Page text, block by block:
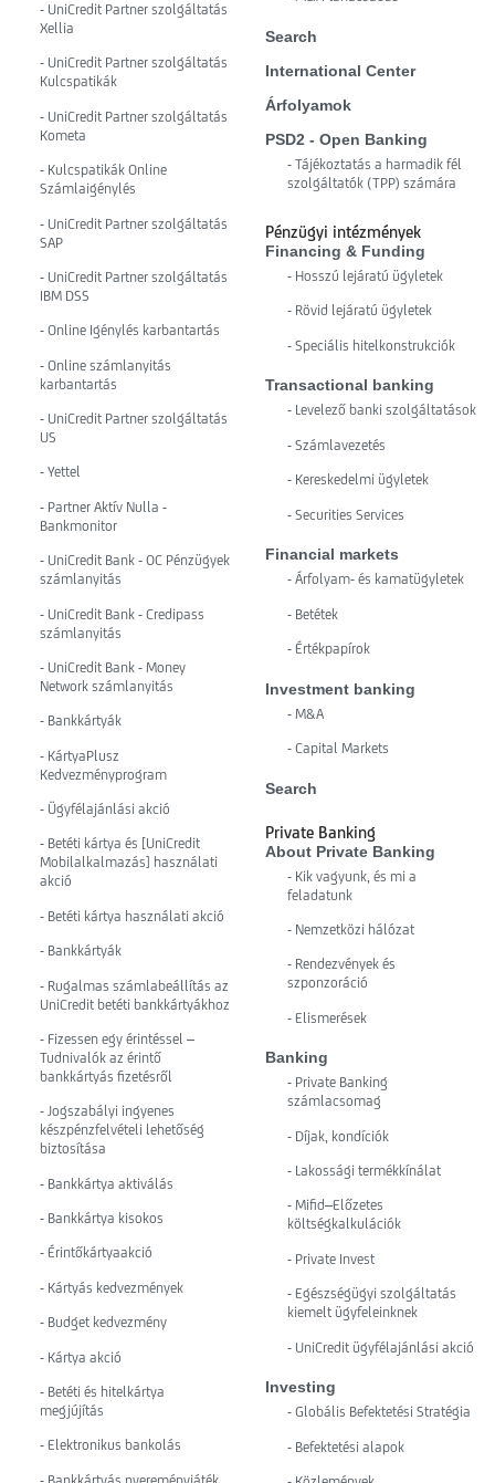
- UniCredit Partner szolgáltatás
Xellia
- UniCredit Partner szolgáltatás
Kulcspatikák
- UniCredit Partner szolgáltatás
Kometa
- Kulcspatikák Online
Számlaigénylés
- UniCredit Partner szolgáltatás
SAP
- UniCredit Partner szolgáltatás
IBM DSS
- Online Igénylés karbantartás
- Online számlanyitás
karbantartás
- UniCredit Partner szolgáltatás
US
- Yettel
- Partner Aktív Nulla -
Bankmonitor
- UniCredit Bank - OC Pénzügyek
számlanyitás
- UniCredit Bank - Credipass
számlanyitás
- UniCredit Bank - Money
Network számlanyitás
- Bankkártyák
- KártyaPlusz
Kedvezményprogram
- Ügyfélajánlási akció
- Betéti kártya és [UniCredit
Mobilalkalmazás] használati
akció
- Betéti kártya használati akció
- Bankkártyák
- Rugalmas számlabeállítás az
UniCredit betéti bankkártyákhoz
- Fizessen egy érintéssel –
Tudnivalók az érintő
bankkártyás fizetésről
- Jogszabályi ingyenes
készpénzfelvételi lehetőség
biztosítása
- Bankkártya aktiválás
- Bankkártya kisokos
- Érintőkártyaakció
- Kártyás kedvezmények
- Budget kedvezmény
- Kártya akció
- Betéti és hitelkártya
megjújítás
- Elektronikus bankolás
Search
International Center
Árfolyamok
PSD2 - Open Banking
- Tájékoztatás a harmadik fél
szolgáltatók (TPP) számára
Pénzügyi intézmények
Financing & Funding
- Hosszú lejáratú ügyletek
- Rövid lejáratú ügyletek
- Speciális hitelkonstrukciók
Transactional banking
- Levelező banki szolgáltatások
- Számlavezetés
- Kereskedelmi ügyletek
- Securities Services
Financial markets
- Árfolyam- és kamatügyletek
- Betétek
- Értékpapírok
Investment banking
- M&A
- Capital Markets
Search
Private Banking
About Private Banking
- Kik vagyunk, és mi a
feladatunk
- Nemzetközi hálózat
- Rendezvények és
szponzoráció
- Elismerések
Banking
- Private Banking
számlacsomag
- Díjak, kondíciók
- Lakossági termékkínálat
- Mifid–Előzetes
költségkalkulációk
- Private Invest
- Egészségügyi szolgáltatás
kiemelt ügyfeleinknek
- UniCredit ügyfélajánlási akció
Investing
- Globális Befektetési Stratégia
- Befektetési alapok